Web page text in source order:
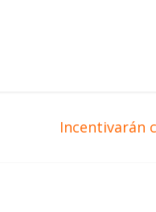
Incentivarán